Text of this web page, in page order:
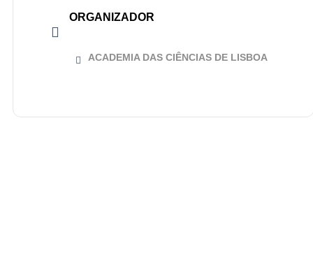
ORGANIZADOR
ACADEMIA DAS CIÊNCIAS DE LISBOA